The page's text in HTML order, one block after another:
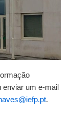
enviar um e-mail
.